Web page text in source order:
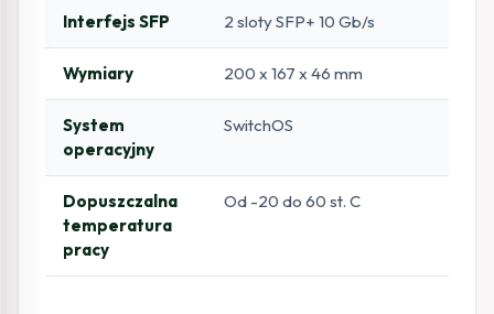
Interfejs SFP 2 sloty SFP+ 10 Gb/s
Wymiary 200 x 167 x 46 mm
System
operacyjny
SwitchOS
Dopuszczalna
temperatura
pracy
Od -20 do 60 st. C